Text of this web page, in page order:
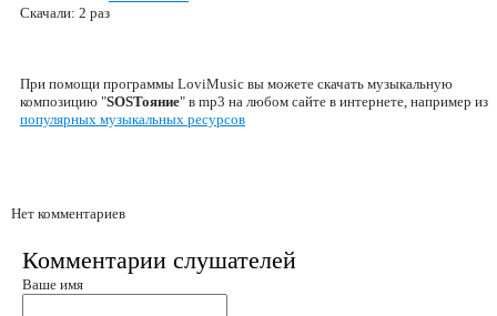
Скачали: 2 раз
При помощи программы LoviMusic вы можете скачать музыкальную
композицию "SOSТояние" в mp3 на любом сайте в интернете, например из
популярных музыкальных ресурсов
Нет комментариев
Комментарии слушателей
Ваше имя